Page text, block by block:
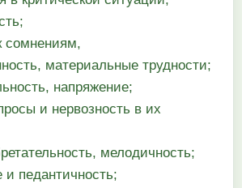
сомнениям,
материальные трудности;
напряжение;
и нервозность в их
мелодичность;
педантичность;